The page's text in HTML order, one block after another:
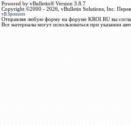
Powered by vBulletin® Version 3.8.7
Copyright ©2000 - 2026, vBulletin Solutions, Inc.
vB.Sponsors
Отправляя любую форму на форуме KROI.RU вы
Все материалы могут использоваться при указании